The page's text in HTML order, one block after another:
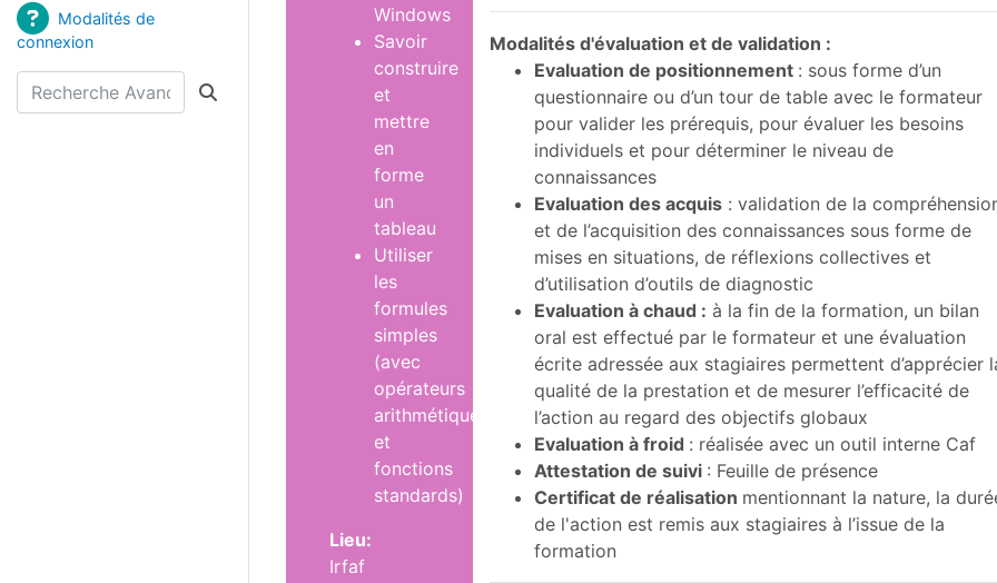
Modalités de
connexion
Windows
Savoir
construire
et
mettre
en
forme
un
tableau
Utiliser
les
formules
simples
(avec
opérateurs
arithmétiques
et
fonctions
standards)
Lieu:
Irfaf
Modalités d'évaluation et de validation :
Evaluation de positionnement : sous forme d’un
questionnaire ou d’un tour de table avec le formateur
pour valider les prérequis, pour évaluer les besoins
individuels et pour déterminer le niveau de
connaissances
Evaluation des acquis: validation de la
et de l’acquisition des connaissances sous forme de
mises en situations, de réflexions collectives et
d’utilisation d’outils de diagnostic
Evaluation à chaud : à la fin de la formation, un bilan
oral est effectué par le formateur et une évaluation
écrite adressée aux stagiaires permettent d’apprécier
qualité de la prestation et de mesurer l’efficacité de
l’action au regard des objectifs globaux
Evaluation à froid : réalisée avec un outil interne Caf
Attestation de suivi : Feuille de présence
Certificat de réalisation mentionnant la nature, la
de l'action est remis aux stagiaires à l’issue de la
formation